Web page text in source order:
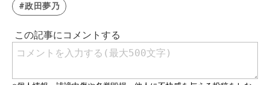
#政田夢乃